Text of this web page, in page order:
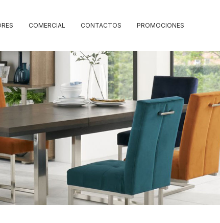
COMERCIAL CONTACTOS PROMOCIONES